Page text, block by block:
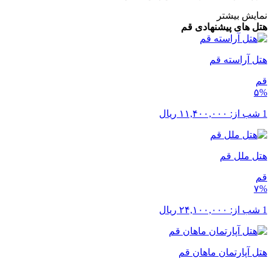
نمایش بیشتر
هتل های پیشنهادی قم
هتل آراسته قم
قم
۵%
1 شب از: ۱۱,۴۰۰,۰۰۰ ریال
هتل ملل قم
قم
۷%
1 شب از: ۲۴,۱۰۰,۰۰۰ ریال
هتل آپارتمان ماهان قم